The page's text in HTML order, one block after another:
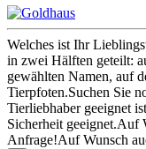
Welches ist Ihr
in zwei Hälften geteilt:
gewählten Namen, auf
Tierpfoten.Suchen Sie
Tierliebhaber geeignet
Sicherheit geeignet.Auf
Anfrage!Auf Wunsch